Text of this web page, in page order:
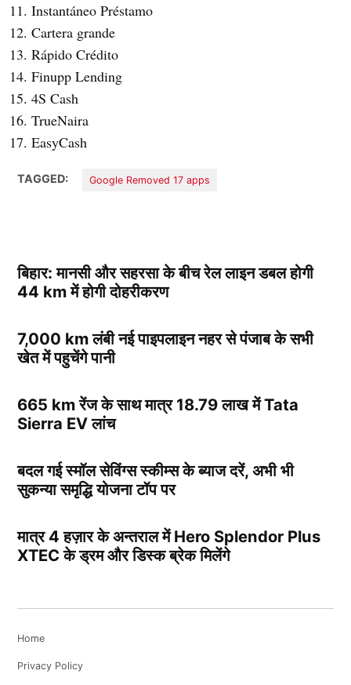
Instantáneo Préstamo
Cartera grande
Rápido Crédito
Finupp Lending
4S Cash
TrueNaira
EasyCash
TAGGED: Google Removed 17 apps
बिहार: मानसी और सहरसा के बीच रेल लाइन डबल होगी
44 km में होगी दोहरीकरण
7,000 km लंबी नई पाइपलाइन नहर से पंजाब के सभी
खेत में पहुचेंगे पानी
665 km रेंज के साथ मात्र 18.79 लाख में Tata
Sierra EV लांच
बदल गई स्मॉल सेविंग्स स्कीम्स के ब्याज दरें, अभी भी
सुकन्या समृद्धि योजना टॉप पर
मात्र 4 हज़ार के अन्तराल में Hero Splendor Plus
XTEC के ड्रम और डिस्क ब्रेक मिलेंगे
Home
Privacy Policy